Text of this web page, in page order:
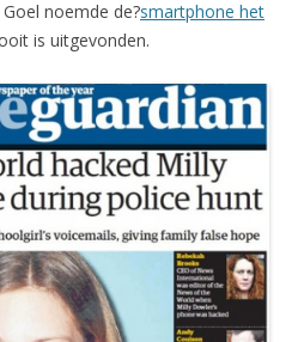
noemde de?smartphone het
is uitgevonden.